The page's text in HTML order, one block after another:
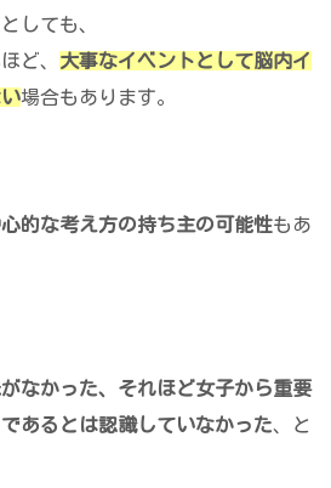
しても、
ど、 大事なイベントとして脳内イ
場合もあります。
的な考え方の持ち主の可能性もあ
なかった、それほど女子から重要
あるとは認識していなかった、と